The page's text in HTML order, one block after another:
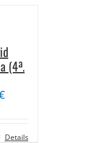
(4ª.
Details